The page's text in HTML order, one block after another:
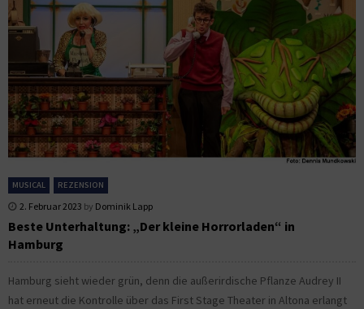
MUSICAL REZENSION
2. Februar 2023 by Dominik Lapp
Beste Unterhaltung: „Der kleine Horrorladen“ in
Hamburg
Hamburg sieht wieder grün, denn die außerirdische Pflanze Audrey II
hat erneut die Kontrolle über das First Stage Theater in Altona erlangt